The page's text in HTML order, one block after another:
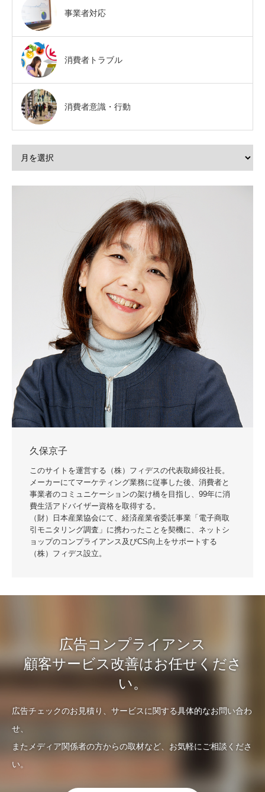
事業者対応
消費者トラブル
消費者意識・行動
久保京子
このサイトを運営する（株）フィデスの代表取締役社長。
メーカーにてマーケティング業務に従事した後、消費者と
事業者のコミュニケーションの架け橋を目指し、99年に消
費生活アドバイザー資格を取得する。
（財）日本産業協会にて、経済産業省委託事業「電子商取
引モニタリング調査」に携わったことを契機に、ネットシ
ョップのコンプライアンス及びCS向上をサポートする
（株）フィデス設立。
広告コンプライアンス
顧客サービス改善はお任せくださ
い。
広告チェックのお見積り、サービスに関する具体的なお問い合わ
せ、
またメディア関係者の方からの取材など、お気軽にご相談くださ
い。